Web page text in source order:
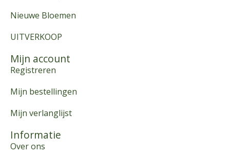
Nieuwe Bloemen
UITVERKOOP
Mijn account
Registreren
Mijn bestellingen
Mijn verlanglijst
Informatie
Over ons